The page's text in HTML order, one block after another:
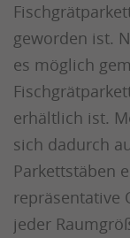
geworden ist.
es möglich
erhältlich ist.
sich dadurch
Parkettstäben
repräsentative
jeder